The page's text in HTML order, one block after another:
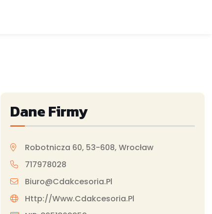
Dane Firmy
Robotnicza 60, 53-608, Wrocław
717978028
Biuro@cdakcesoria.pl
Http://www.cdakcesoria.pl